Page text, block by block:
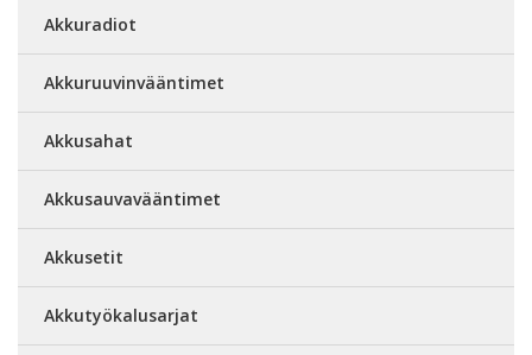
Akkuradiot
Akkuruuvinvääntimet
Akkusahat
Akkusauvavääntimet
Akkusetit
Akkutyökalusarjat